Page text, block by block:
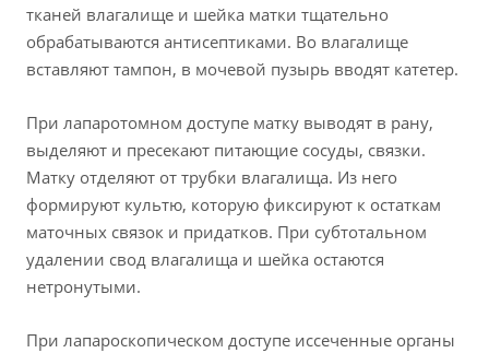
тканей влагалище и шейка матки тщательно
обрабатываются антисептиками. Во влагалище
вставляют тампон, в мочевой пузырь вводят катетер.
При лапаротомном доступе матку выводят в рану,
выделяют и пресекают питающие сосуды, связки.
Матку отделяют от трубки влагалища. Из него
формируют культю, которую фиксируют к остаткам
маточных связок и придатков. При субтотальном
удалении свод влагалища и шейка остаются
нетронутыми.
При лапароскопическом доступе иссеченные органы